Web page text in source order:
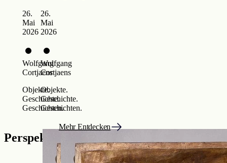
26.
Mai
2026
Wolfgang
Cortjaens
Objekte.
Geschichte.
Geschichten.
26.
Mai
2026
Wolfgang
Cortjaens
Objekte.
Geschichte.
Geschichten.
Perspektiven
Mehr Entdecken